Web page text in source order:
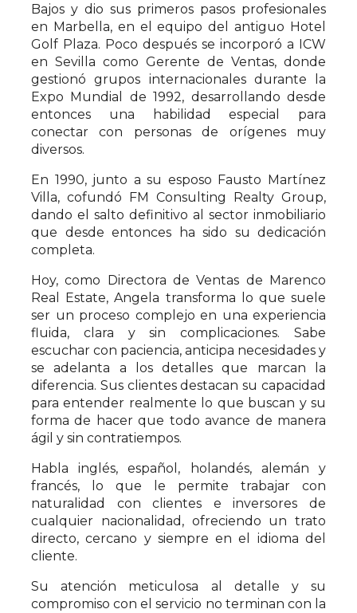
Bajos y dio sus primeros pasos profesionales
en Marbella, en el equipo del antiguo Hotel
Golf Plaza. Poco después se incorporó a ICW
en Sevilla como Gerente de Ventas, donde
gestionó grupos internacionales durante la
Expo Mundial de 1992, desarrollando desde
entonces una habilidad especial para
conectar con personas de orígenes muy
diversos.
En 1990, junto a su esposo Fausto Martínez
Villa, cofundó FM Consulting Realty Group,
dando el salto definitivo al sector inmobiliario
que desde entonces ha sido su dedicación
completa.
Hoy, como Directora de Ventas de Marenco
Real Estate, Angela transforma lo que suele
ser un proceso complejo en una experiencia
fluida, clara y sin complicaciones. Sabe
escuchar con paciencia, anticipa necesidades y
se adelanta a los detalles que marcan la
diferencia. Sus clientes destacan su capacidad
para entender realmente lo que buscan y su
forma de hacer que todo avance de manera
ágil y sin contratiempos.
Habla inglés, español, holandés, alemán y
francés, lo que le permite trabajar con
naturalidad con clientes e inversores de
cualquier nacionalidad, ofreciendo un trato
directo, cercano y siempre en el idioma del
cliente.
Su atención meticulosa al detalle y su
compromiso con el servicio no terminan con la